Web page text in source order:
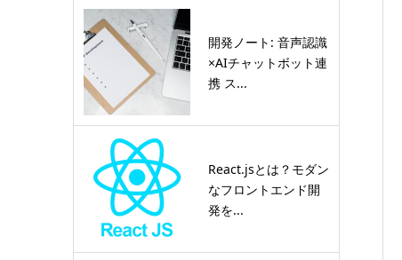
開発ノート: 音声認識
×AIチャットボット連
携 ス...
React.jsとは？モダン
なフロントエンド開
発を...